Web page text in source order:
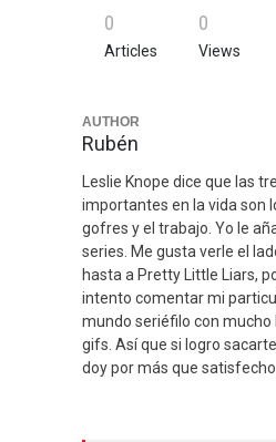
0
Articles
0
Views
AUTHOR
Rubén
Leslie Knope dice que las
importantes en la vida son
gofres y el trabajo. Yo le
series. Me gusta verle el
hasta a Pretty Little Liars,
intento comentar mi
mundo seriéfilo con mucho
gifs. Así que si logro
doy por más que satisfecho.